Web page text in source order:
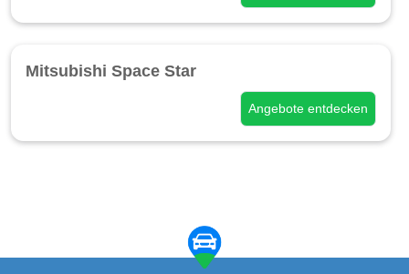
Mitsubishi Space Star
Angebote entdecken